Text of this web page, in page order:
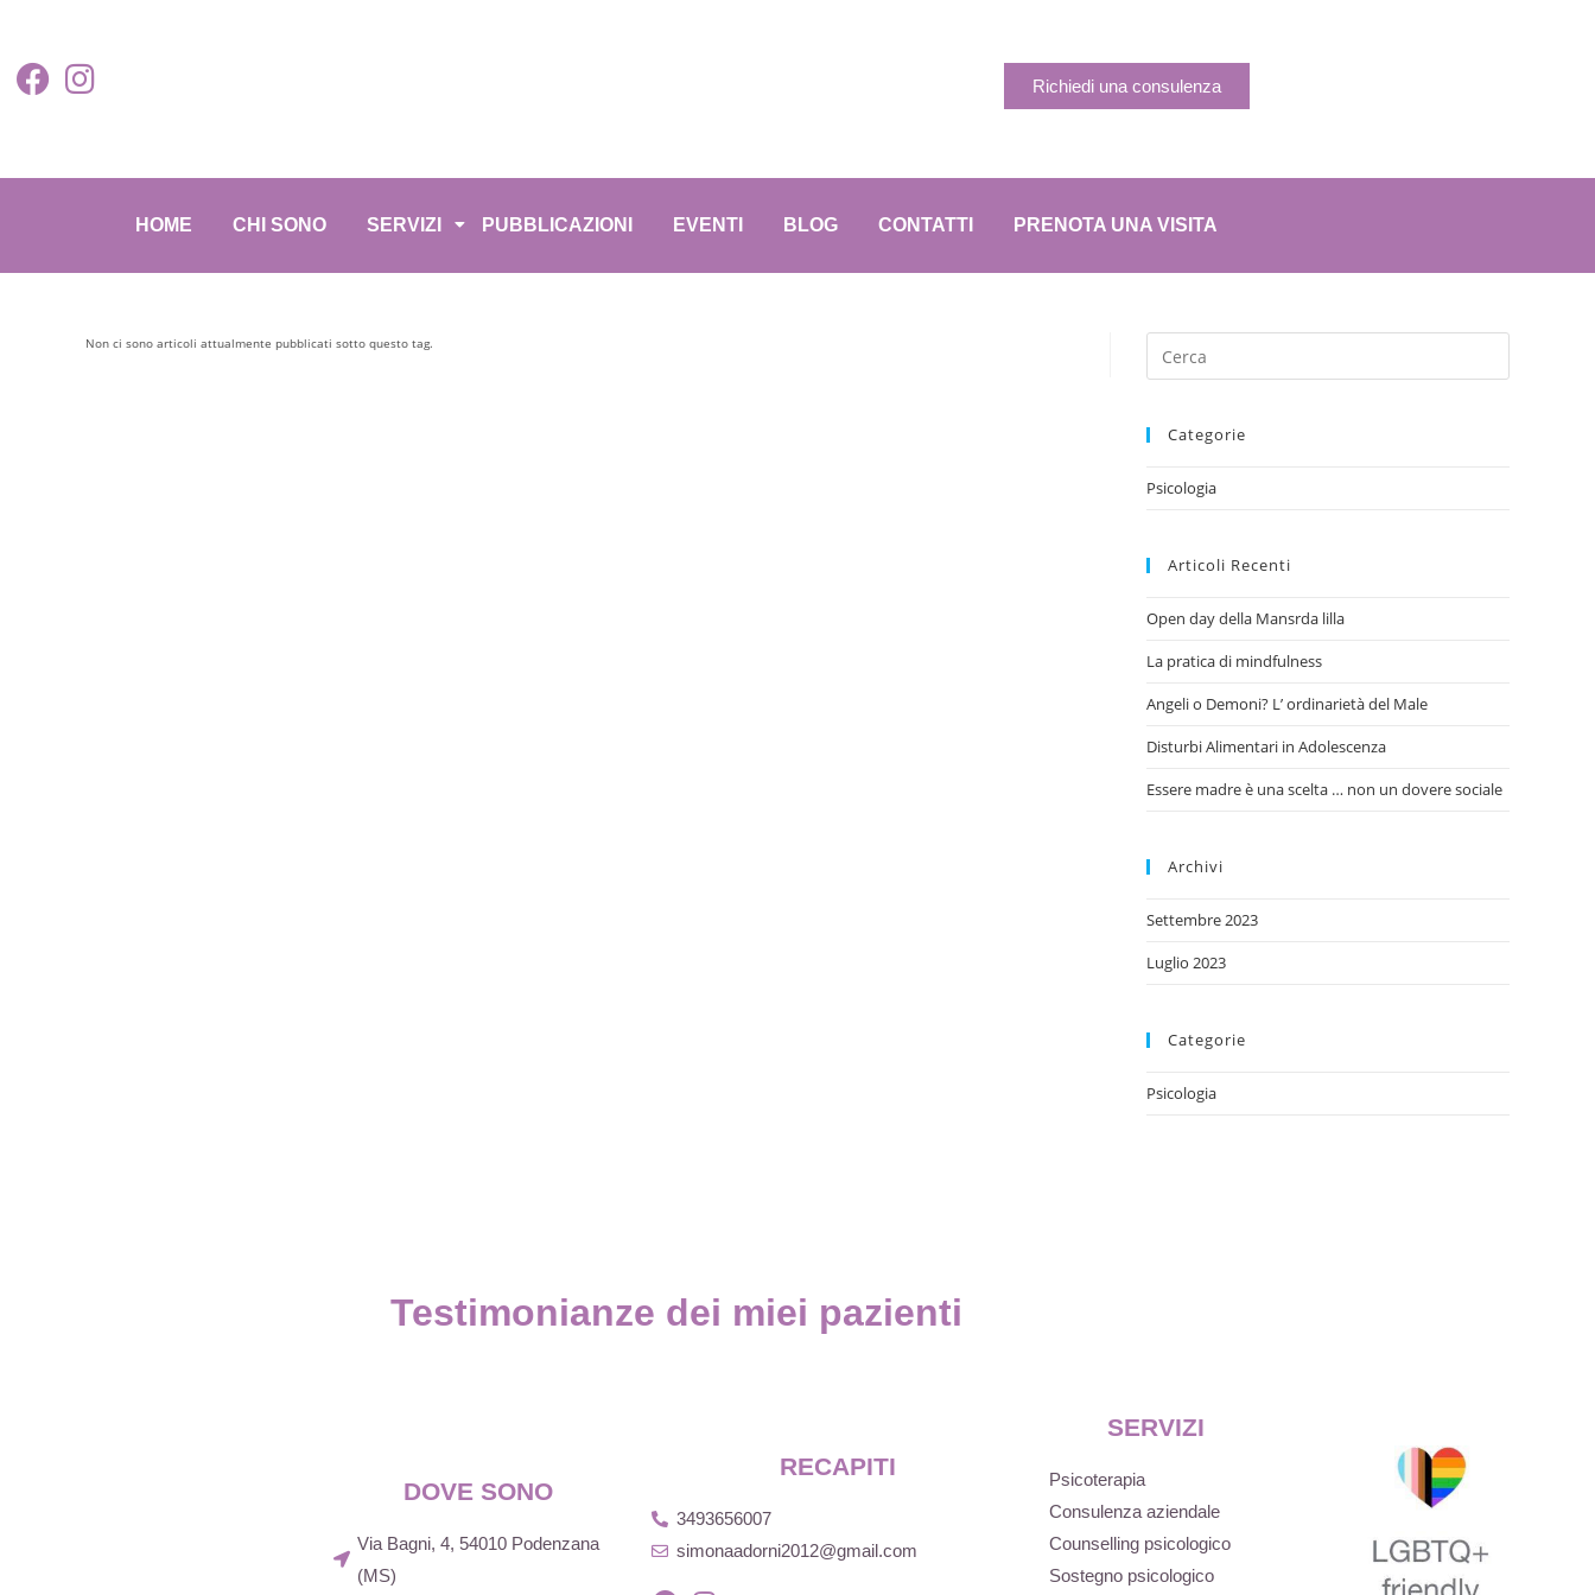
Richiedi una consulenza
HOME CHI SONO SERVIZI PUBBLICAZIONI EVENTI BLOG CONTATTI PRENOTA UNA VISITA
Non ci sono articoli attualmente pubblicati sotto questo tag.
Categorie
Psicologia
Articoli Recenti
Open day della Mansrda lilla
La pratica di mindfulness
Angeli o Demoni? L’ ordinarietà del Male
Disturbi Alimentari in Adolescenza
Essere madre è una scelta … non un dovere sociale
Archivi
Settembre 2023
Luglio 2023
Categorie
Psicologia
Testimonianze dei miei pazienti
DOVE SONO
Via Bagni, 4, 54010 Podenzana
(MS)
RECAPITI
3493656007
simonaadorni2012@gmail.com
SERVIZI
Psicoterapia
Consulenza aziendale
Counselling psicologico
Sostegno psicologico